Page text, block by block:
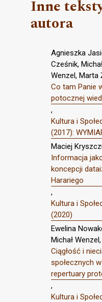
Inne
autora
Agnieszka
Cześnik,
Wenzel, Marta
Co tam Panie
potocznej
,
Kultura i
(2017):
Maciej
Informacja
koncepcji
Harariego
,
Kultura i
(2020)
Ewelina
Michał Wenzel,
Ciągłość i
społecznych
repertuary
,
Kultura i